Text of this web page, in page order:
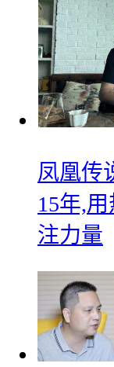
凤凰传
15年,
注力量